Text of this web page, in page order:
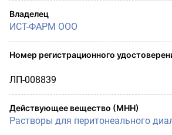
Владелец
ИСТ-ФАРМ ООО
Номер регистрационного
ЛП-008839
Действующее вещество (МНН)
Растворы для перитонеального